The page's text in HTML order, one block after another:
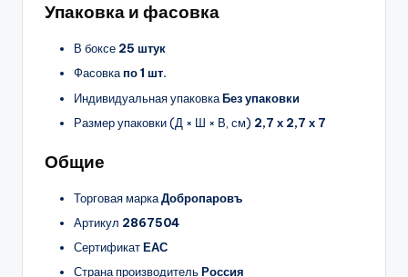
Упаковка и фасовка
В боксе 25 штук
Фасовкапо 1 шт.
Индивидуальная упаковкаБез упаковки
Размер упаковки (Д × Ш × В, см) 2,7 х 2,7 х 7
Общие
Торговая маркаДобропаровъ
Артикул 2867504
СертификатЕАС
Страна производительРоссия